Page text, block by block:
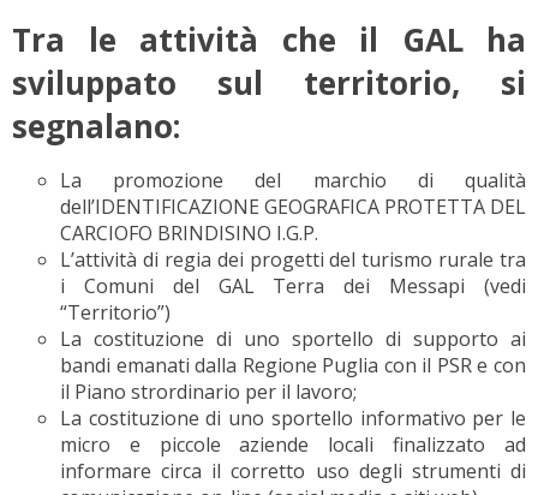
Tra le attività che il GAL ha
sviluppato sul territorio, si
segnalano:
La promozione del marchio di qualità
dell’IDENTIFICAZIONE GEOGRAFICA PROTETTA DEL
CARCIOFO BRINDISINO I.G.P.
L’attività di regia dei progetti del turismo rurale tra
i Comuni del GAL Terra dei Messapi (vedi
“Territorio”)
La costituzione di uno sportello di supporto ai
bandi emanati dalla Regione Puglia con il PSR e con
il Piano strordinario per il lavoro;
La costituzione di uno sportello informativo per le
micro e piccole aziende locali finalizzato ad
informare circa il corretto uso degli strumenti di